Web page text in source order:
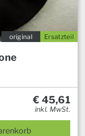
Ersatzteil
original
€ 45,61
inkl. MwSt.